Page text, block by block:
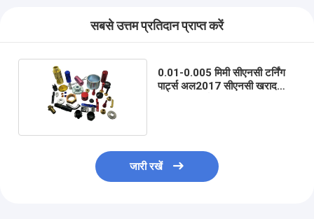
सबसे उत्तम प्रतिदान प्राप्त करें
0.01-0.005 मिमी सीएनसी टर्निंग
पार्ट्स अल2017 सीएनसी खराद
जारी रखें